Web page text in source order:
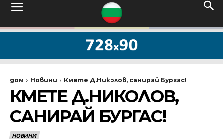
дом Новини Кмете Д.Николов, санирай Бургас!
КМЕТЕ Д.НИКОЛОВ,
САНИРАЙ БУРГАС!
НОВИНИ